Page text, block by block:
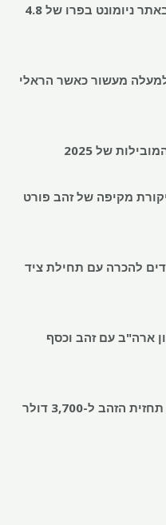
14. כורים לא חוקיים חופרים זהב באתר ניומונט בפרו של 4.8
למעלה מעשור כאשר הראלי
מקיפה של זהב פורט
עומדים להכרה עם תחילת ציד
ארה"ב עם זהב וכסף